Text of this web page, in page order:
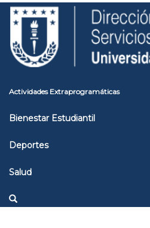
Pasar
contenido
principal
Toggle
high
contrast
Actividades Extraprogramáticas
Bienestar Estudiantil
Deportes
Salud